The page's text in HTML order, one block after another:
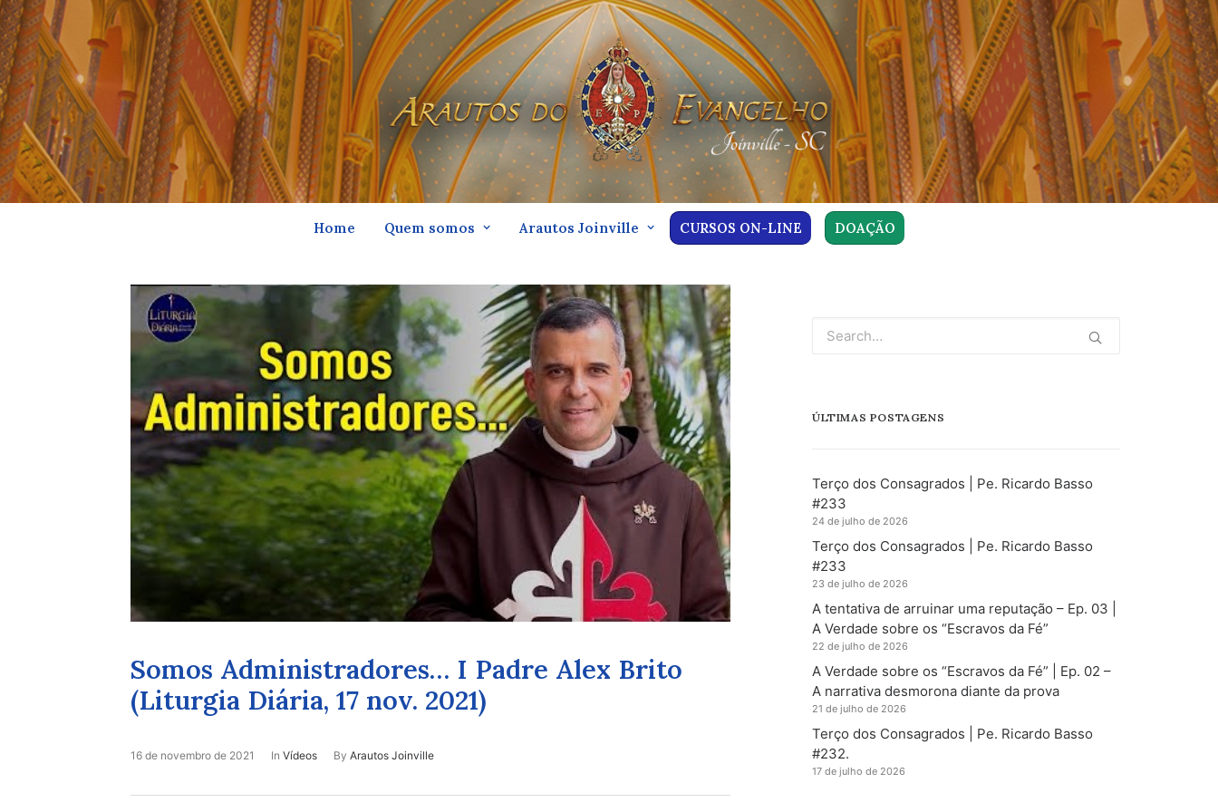
Home Quem somos Arautos Joinville CURSOS ON-LINE DOAÇÃO
Somos Administradores… I Padre Alex Brito
(Liturgia Diária, 17 nov. 2021)
16 de novembro de 2021 In Vídeos By Arautos Joinville
ÚLTIMAS POSTAGENS
Terço dos Consagrados | Pe. Ricardo Basso
#233
24 de julho de 2026
Terço dos Consagrados | Pe. Ricardo Basso
#233
23 de julho de 2026
A tentativa de arruinar uma reputação – Ep. 03 |
A Verdade sobre os “Escravos da Fé”
22 de julho de 2026
A Verdade sobre os “Escravos da Fé” | Ep. 02 –
A narrativa desmorona diante da prova
21 de julho de 2026
Terço dos Consagrados | Pe. Ricardo Basso
#232.
17 de julho de 2026